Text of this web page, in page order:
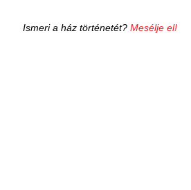
Ismeri a ház történetét? Mesélje el!